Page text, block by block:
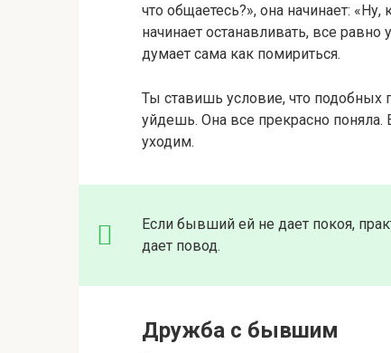
что общаетесь?», она начинает:
начинает останавливать, все
думает сама как помириться.
Ты ставишь условие, что
уйдешь. Она все прекрасно
уходим.
Если бывший ей не дает покоя,
дает повод.
Дружба с бывшим